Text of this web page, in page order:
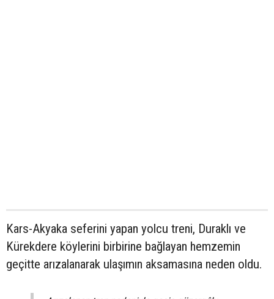
Kars-Akyaka seferini yapan yolcu treni, Duraklı ve
Kürekdere köylerini birbirine bağlayan hemzemin
geçitte arızalanarak ulaşımın aksamasına neden oldu.